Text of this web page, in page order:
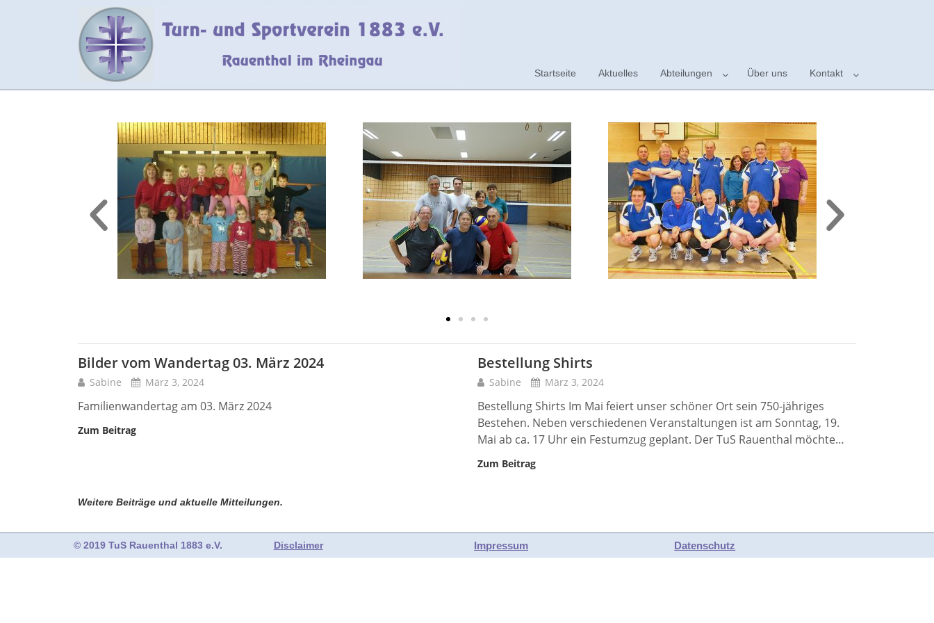
Startseite Aktuelles Abteilungen Über uns Kontakt
Bilder vom Wandertag 03. März 2024
Sabine März 3, 2024
Familienwandertag am 03. März 2024
Zum Beitrag
Bestellung Shirts
Sabine März 3, 2024
Bestellung Shirts Im Mai feiert unser schöner Ort sein 750-jähriges
Bestehen. Neben verschiedenen Veranstaltungen ist am Sonntag, 19.
Mai ab ca. 17 Uhr ein Festumzug geplant. Der TuS Rauenthal möchte…
Zum Beitrag
Weitere Beiträge und aktuelle Mitteilungen.
© 2019 TuS Rauenthal 1883 e.V. Disclaimer Impressum Datenschutz